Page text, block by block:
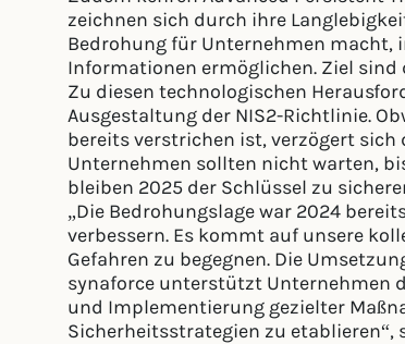
zeichnen sich durch ihre
Bedrohung für Unternehmen
Informationen ermöglichen. Ziel sind
Zu diesen technologischen
Ausgestaltung der NIS2-Richtlinie.
bereits verstrichen ist, verzögert sich
Unternehmen sollten nicht warten,
bleiben 2025 der Schlüssel zu
„Die Bedrohungslage war 2024
verbessern. Es kommt auf unsere
Gefahren zu begegnen. Die
synaforce unterstützt Unternehmen
und Implementierung gezielter
Sicherheitsstrategien zu etablieren“,